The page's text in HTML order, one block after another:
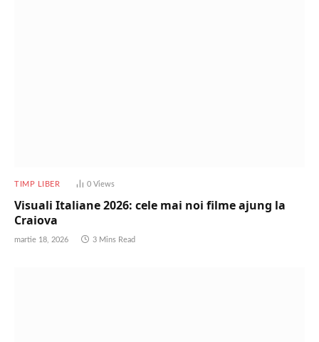
TIMP LIBER 0 Views
Visuali Italiane 2026: cele mai noi filme ajung la
Craiova
martie 18, 2026 3 Mins Read